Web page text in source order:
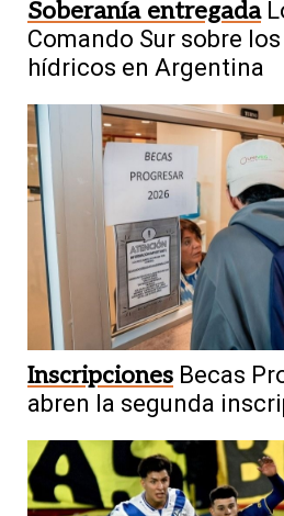
Soberanía entregada
Comando Sur sobre
hídricos en Argentina
Inscripciones Becas
abren la segunda